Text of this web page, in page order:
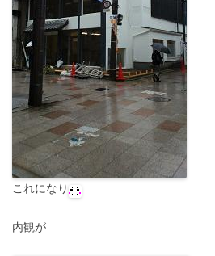
これになり
内観が